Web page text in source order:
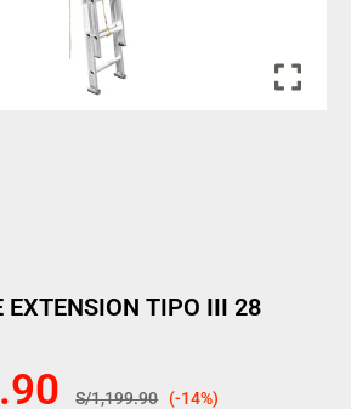
EXTENSION TIPO III 28
S/1,199.90 (-14%)